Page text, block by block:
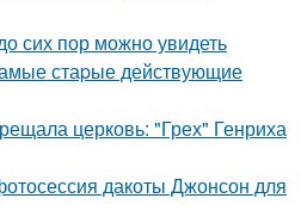
сих пор можно увидеть
стаpые действующие
церковь: "Грех" Генриха
дакоты Джонсон для